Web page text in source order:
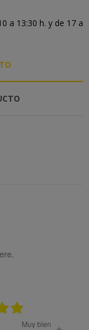
a 13:30 h. y de 17 a
08.04.2026